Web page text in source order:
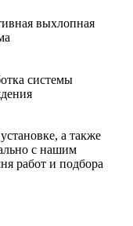
выхлопная
системы
а также
с нашим
работ и подбора